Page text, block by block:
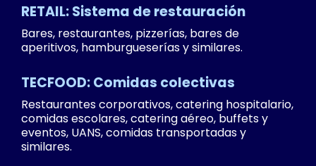
RETAIL: Sistema de restauración
Bares, restaurantes, pizzerías, bares de
aperitivos, hamburgueserías y similares.
TECFOOD: Comidas colectivas
Restaurantes corporativos, catering hospitalario,
comidas escolares, catering aéreo, buffets y
eventos, UANS, comidas transportadas y
similares.